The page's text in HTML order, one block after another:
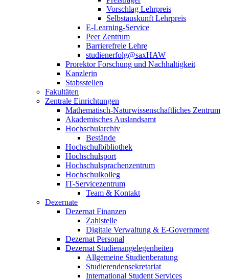
Vorschlag Lehrpreis
Selbstauskunft Lehrpreis
E-Learning-Service
Peer Zentrum
Barrierefreie Lehre
studienerfolg@saxHAW
Prorektor Forschung und Nachhaltigkeit
Kanzlerin
Stabsstellen
Fakultäten
Zentrale Einrichtungen
Mathematisch-Naturwissenschaftliches Zentrum
Akademisches Auslandsamt
Hochschularchiv
Bestände
Hochschulbibliothek
Hochschulsport
Hochschulsprachenzentrum
Hochschulkolleg
IT-Servicezentrum
Team & Kontakt
Dezernate
Dezernat Finanzen
Zahlstelle
Digitale Verwaltung & E-Government
Dezernat Personal
Dezernat Studienangelegenheiten
Allgemeine Studienberatung
Studierendensekretariat
International Student Services